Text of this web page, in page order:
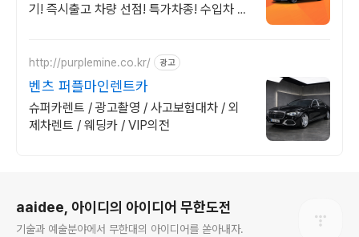
기! 즉시출고 차량 선점! 특가차종! 수입차 최
http://purplemine.co.kr/ 광고
벤츠 퍼플마인렌트카
슈퍼카렌트 / 광고촬영 / 사고보험대차 / 외
제차렌트 / 웨딩카 / VIP의전
aaidee, 아이디의 아이디어 무한도전
기술과 예술분야에서 무한대의 아이디어를 쏟아내자.